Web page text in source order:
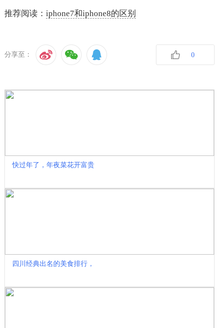
推荐阅读： iphone7和iphone8的区别
分享至： 0
快过年了，年夜菜花开富贵
四川经典出名的美食排行，